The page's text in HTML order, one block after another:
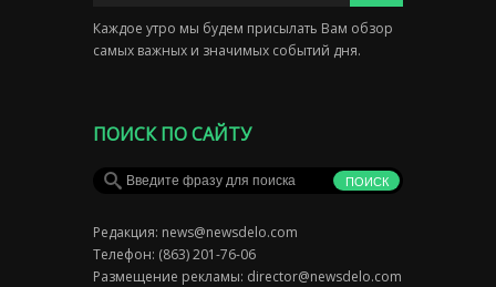
Каждое утро мы будем присылать Вам обзор
самых важных и значимых событий дня.
ПОИСК ПО САЙТУ
Редакция: news@newsdelo.com
Телефон: (863) 201-76-06
Размещение рекламы: director@newsdelo.com